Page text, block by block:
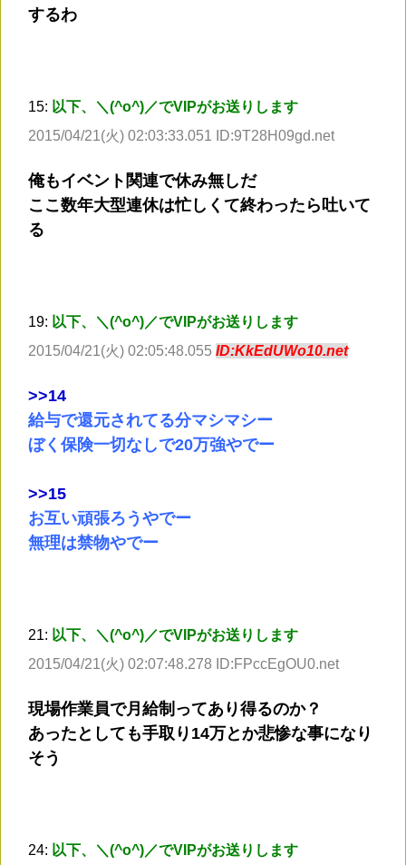
するわ
15: 以下、＼(^o^)／でVIPがお送りします
2015/04/21(火) 02:03:33.051 ID:9T28H09gd.net
俺もイベント関連で休み無しだ
ここ数年大型連休は忙しくて終わったら吐いて
る
19: 以下、＼(^o^)／でVIPがお送りします
2015/04/21(火) 02:05:48.055 ID:KkEdUWo10.net
>>14
給与で還元されてる分マシマシー
ぼく保険一切なしで20万強やでー
>>15
お互い頑張ろうやでー
無理は禁物やでー
21: 以下、＼(^o^)／でVIPがお送りします
2015/04/21(火) 02:07:48.278 ID:FPccEgOU0.net
現場作業員で月給制ってあり得るのか？
あったとしても手取り14万とか悲惨な事になり
そう
24: 以下、＼(^o^)／でVIPがお送りします